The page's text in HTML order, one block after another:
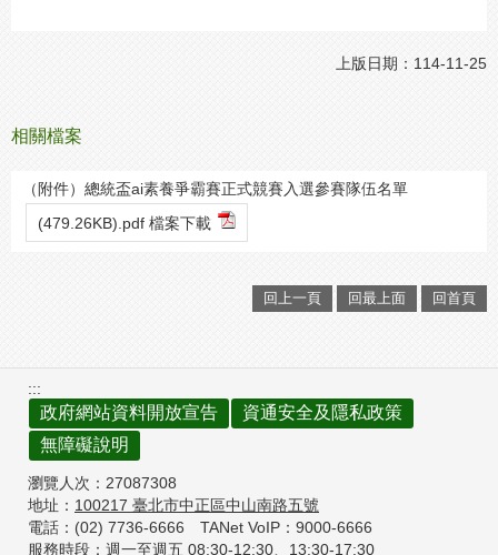
上版日期：114-11-25
相關檔案
（附件）總統盃ai素養爭霸賽正式競賽入選參賽隊伍名單
(479.26KB).pdf 檔案下載
回上一頁 回最上面 回首頁
:::
政府網站資料開放宣告
資通安全及隱私政策
無障礙說明
瀏覽人次： 27087308
地址： 100217 臺北市中正區中山南路五號
電話：(02) 7736-6666 TANet VoIP：9000-6666
服務時段：週一至週五 08:30-12:30、 13:30-17:30